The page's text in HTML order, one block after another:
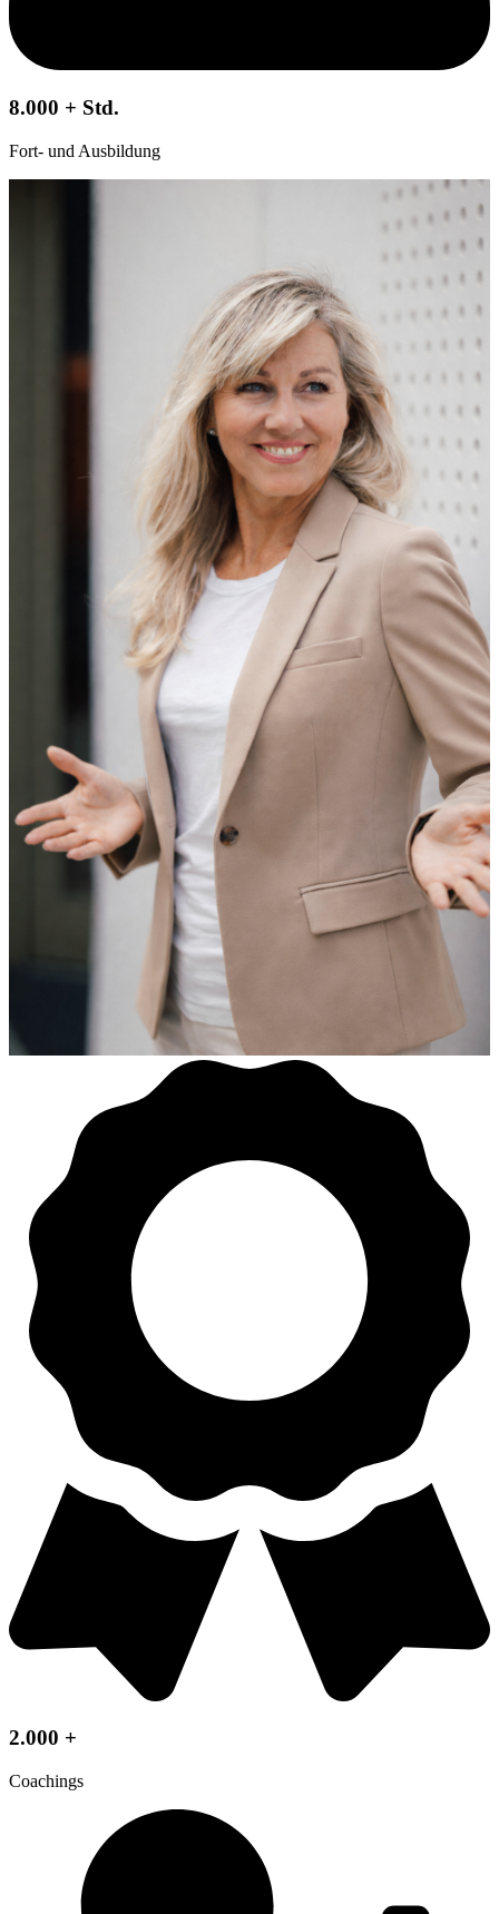
8.000 + Std.
Fort- und Ausbildung
2.000 +
Coachings